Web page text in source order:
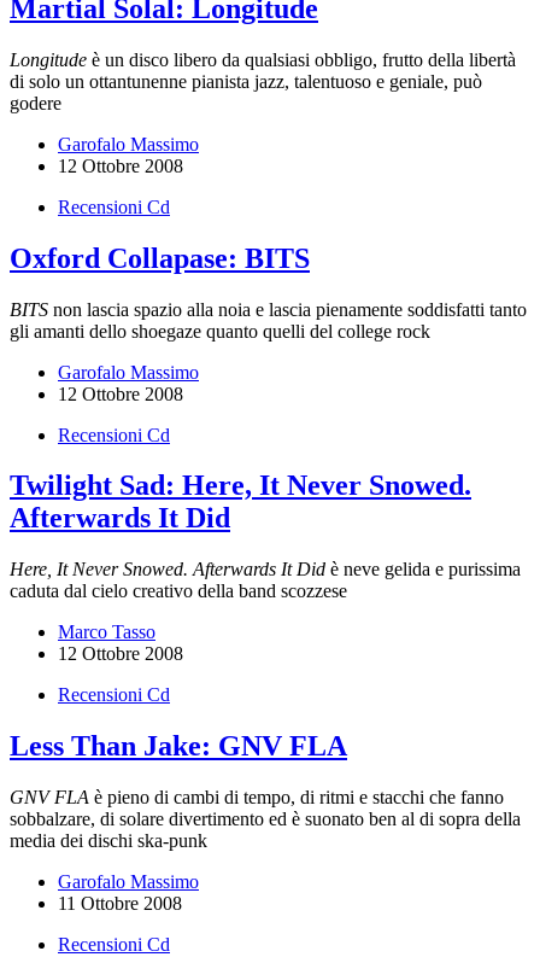
Martial Solal: Longitude
Longitude è un disco libero da qualsiasi obbligo, frutto della libertà
di solo un ottantunenne pianista jazz, talentuoso e geniale, può
godere
Garofalo Massimo
12 Ottobre 2008
Recensioni Cd
Oxford Collapase: BITS
BITS non lascia spazio alla noia e lascia pienamente soddisfatti tanto
gli amanti dello shoegaze quanto quelli del college rock
Garofalo Massimo
12 Ottobre 2008
Recensioni Cd
Twilight Sad: Here, It Never Snowed.
Afterwards It Did
Here, It Never Snowed. Afterwards It Did è neve gelida e purissima
caduta dal cielo creativo della band scozzese
Marco Tasso
12 Ottobre 2008
Recensioni Cd
Less Than Jake: GNV FLA
GNV FLA è pieno di cambi di tempo, di ritmi e stacchi che fanno
sobbalzare, di solare divertimento ed è suonato ben al di sopra della
media dei dischi ska-punk
Garofalo Massimo
11 Ottobre 2008
Recensioni Cd